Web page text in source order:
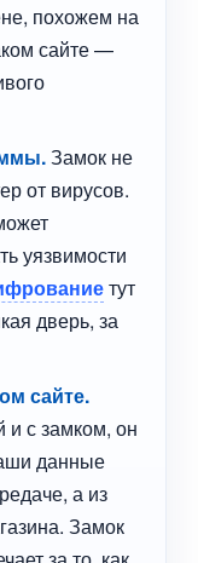
похожем на
сайте —
Замок не
от вирусов.
уязвимости
тут
дверь, за
сайте.
и с замком, он
данные
а из
Замок